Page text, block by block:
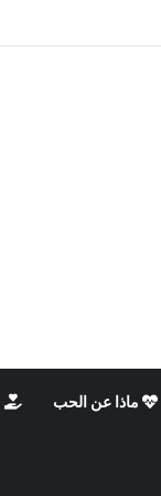
ماذا عن الحب